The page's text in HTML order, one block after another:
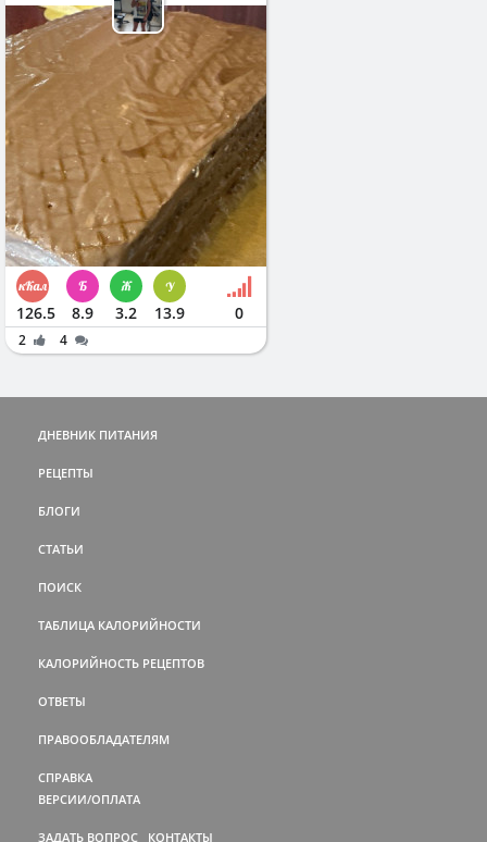
126.5 8.9 3.2 13.9 0
2 4
ДНЕВНИК ПИТАНИЯ
РЕЦЕПТЫ
БЛОГИ
СТАТЬИ
ПОИСК
ТАБЛИЦА КАЛОРИЙНОСТИ
КАЛОРИЙНОСТЬ РЕЦЕПТОВ
ОТВЕТЫ
ПРАВООБЛАДАТЕЛЯМ
СПРАВКА
ВЕРСИИ/ОПЛАТА
ЗАДАТЬ ВОПРОС КОНТАКТЫ